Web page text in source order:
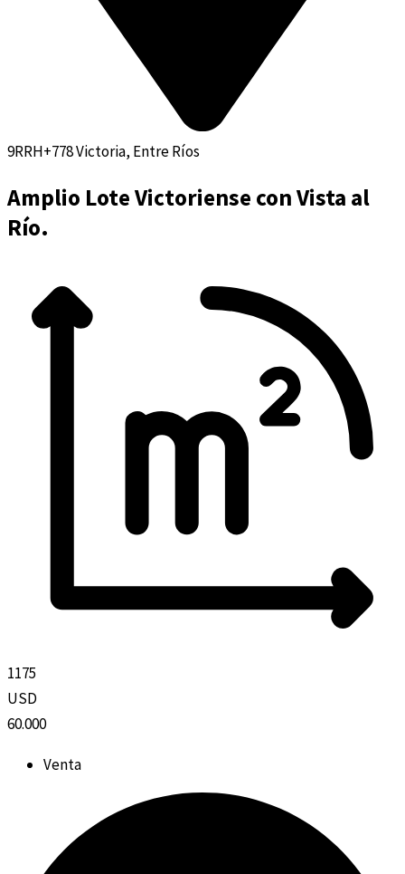
9RRH+778 Victoria, Entre Ríos
Amplio Lote Victoriense con Vista al
Río.
1175
USD
60.000
Venta